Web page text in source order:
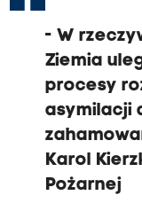
- W
Ziemia
procesy
asymilacji
Karol
Pożarnej